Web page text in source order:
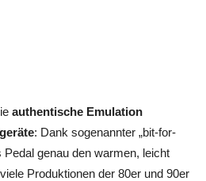
authentische Emulation
: Dank sogenannter „bit-for-
Pedal genau den warmen, leicht
Produktionen der 80er und 90er